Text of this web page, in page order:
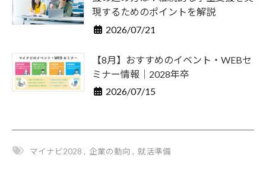
現するためのポイントを解説
2026/07/21
【8月】おすすめのイベント・WEBセ
ミナー情報｜2028年卒
2026/07/15
マイナビ2028 , 企業の動向 , 就活準備